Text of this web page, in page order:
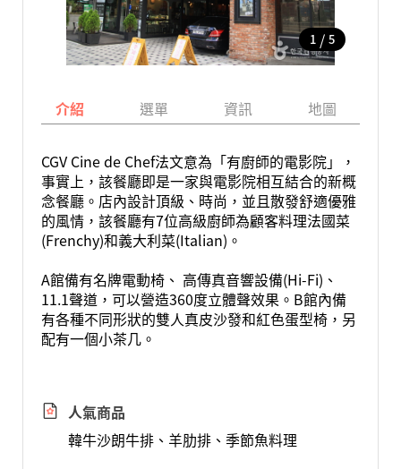
1 / 5
介紹 選單 資訊 地圖
CGV Cine de Chef法文意為「有廚師的電影院」，
事實上，該餐廳即是一家與電影院相互結合的新概
念餐廳。店內設計頂級、時尚，並且散發舒適優雅
的風情，該餐廳有7位高級廚師為顧客料理法國菜
(Frenchy)和義大利菜(Italian)。
A館備有名牌電動椅、 高傳真音響設備(Hi-Fi)、
11.1聲道，可以營造360度立體聲效果。B館內備
有各種不同形狀的雙人真皮沙發和紅色蛋型椅，另
配有一個小茶几。
人氣商品
韓牛沙朗牛排、羊肋排、季節魚料理